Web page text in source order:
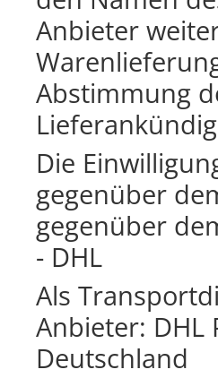
Anbieter
Abstimmung
Die
gegenüber
gegenüber
- DHL
Als
Anbieter: DHL
Deutschland